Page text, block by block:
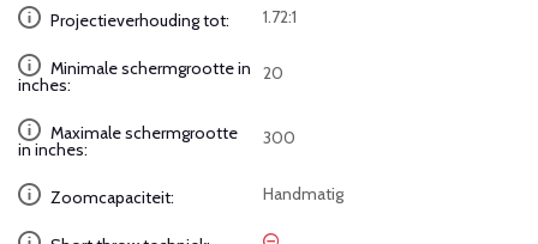
Projectieverhouding tot: 1.72:1
Minimale schermgrootte in
inches:
20
Maximale schermgrootte
in inches:
300
Zoomcapaciteit: Handmatig